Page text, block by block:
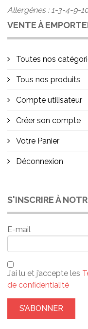
Allergènes : 1-3-4-9-
VENTE À
Toutes nos
Tous nos produits
Compte utilisateur
Créer son compte
Votre Panier
Déconnexion
S'INSCRIRE À
E-mail
J’ai lu et j’accepte les
de confidentialité